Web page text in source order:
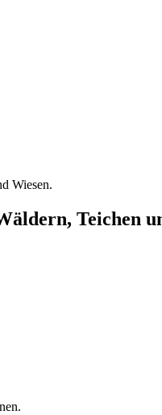
Wiesen.
Teichen